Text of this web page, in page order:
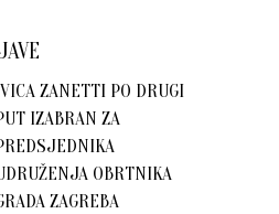
ZANETTI PO DRUGI
IZABRAN ZA
OBRTNIKA
ZAGREBA